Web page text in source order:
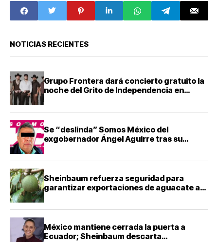
México
máxima y
despliegue
federal
NOTICIAS RECIENTES
Grupo Frontera dará concierto gratuito la
noche del Grito de Independencia en
Se “deslinda” Somos México del
exgobernador Ángel Aguirre tras su
Sheinbaum refuerza seguridad para
garantizar exportaciones de aguacate a
México mantiene cerrada la puerta a
Ecuador; Sheinbaum descarta